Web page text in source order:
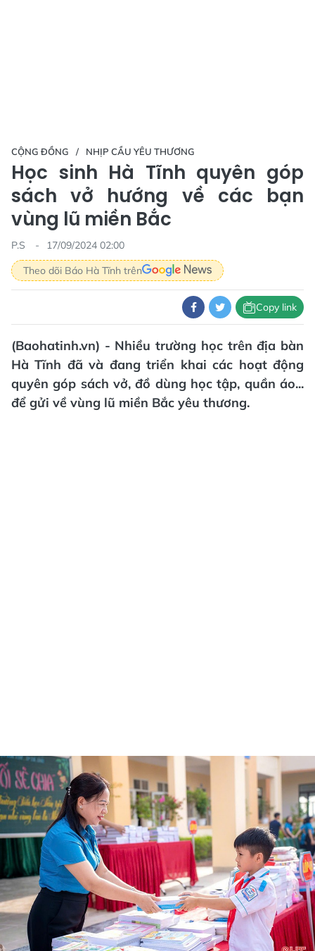
CỘNG ĐỒNG NHỊP CẦU YÊU THƯƠNG
Học sinh Hà Tĩnh quyên góp
sách vở hướng về các bạn
vùng lũ miền Bắc
P.S
17/09/2024 02:00
Theo dõi Báo Hà Tĩnh trên
Copy link
(Baohatinh.vn) - Nhiều trường học trên địa bàn
Hà Tĩnh đã và đang triển khai các hoạt động
quyên góp sách vở, đồ dùng học tập, quần áo...
để gửi về vùng lũ miền Bắc yêu thương.